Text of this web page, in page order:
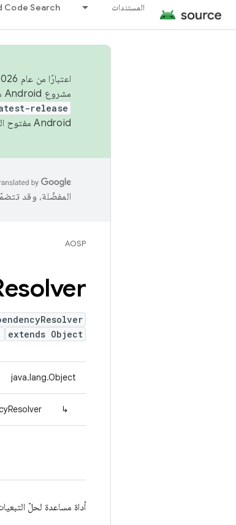
المستندات Code Search
مشروع Android مفتوح المصدر (AOSP) في الربعَين الثاني والرابع. لبناء مشروع Android مفتوح المصدر والمساهمة فيه، استخدِم
release
Android مفتوح المصدر. لمزيد من المعلومات، يُرجى الاطّلاع على
المفضّلة، وقد
AOSP
extends Object
java.lang.Object
↳
أداة مساعدة لحلّ